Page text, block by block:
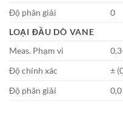
Độ phân giải
0
LOẠI ĐẦU DÒ VANE
Meas. Phạm vi
Độ chính xác
±
Độ phân giải